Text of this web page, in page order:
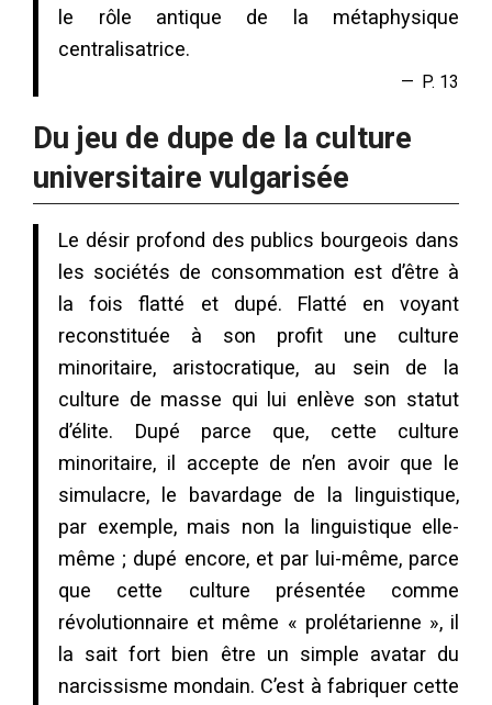
le rôle antique de la métaphysique
centralisatrice.
P. 13
Du jeu de dupe de la culture
universitaire vulgarisée
Le désir profond des publics bourgeois dans
les sociétés de consommation est d’être à
la fois flatté et dupé. Flatté en voyant
reconstituée à son profit une culture
minoritaire, aristocratique, au sein de la
culture de masse qui lui enlève son statut
d’élite. Dupé parce que, cette culture
minoritaire, il accepte de n’en avoir que le
simulacre, le bavardage de la linguistique,
par exemple, mais non la linguistique elle-
même ; dupé encore, et par lui-même, parce
que cette culture présentée comme
révolutionnaire et même « prolétarienne », il
la sait fort bien être un simple avatar du
narcissisme mondain. C’est à fabriquer cette